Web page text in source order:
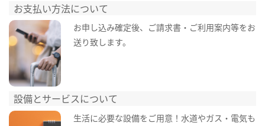
お支払い方法について
お申し込み確定後、ご請求書・ご利用案内等をお
送り致します。
設備とサービスについて
生活に必要な設備をご用意！水道やガス・電気も